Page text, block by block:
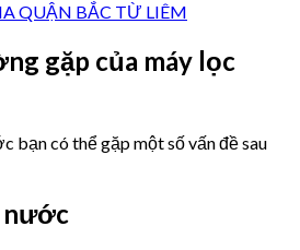
QUẬN BẮC TỪ LIÊM
gặp của máy lọc
bạn có thể gặp một số vấn đề sau
nước